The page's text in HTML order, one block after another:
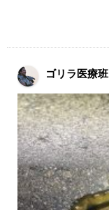
ゴリラ医療班